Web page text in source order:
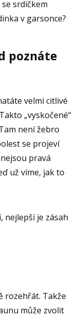
srdíčkem
v garsonce?
poznáte
velmi citlivé
„vyskočené“
není žebro
se projeví
pravá
už víme, jak to
nejlepší je zásah
rozehřát. Takže
může zvolit